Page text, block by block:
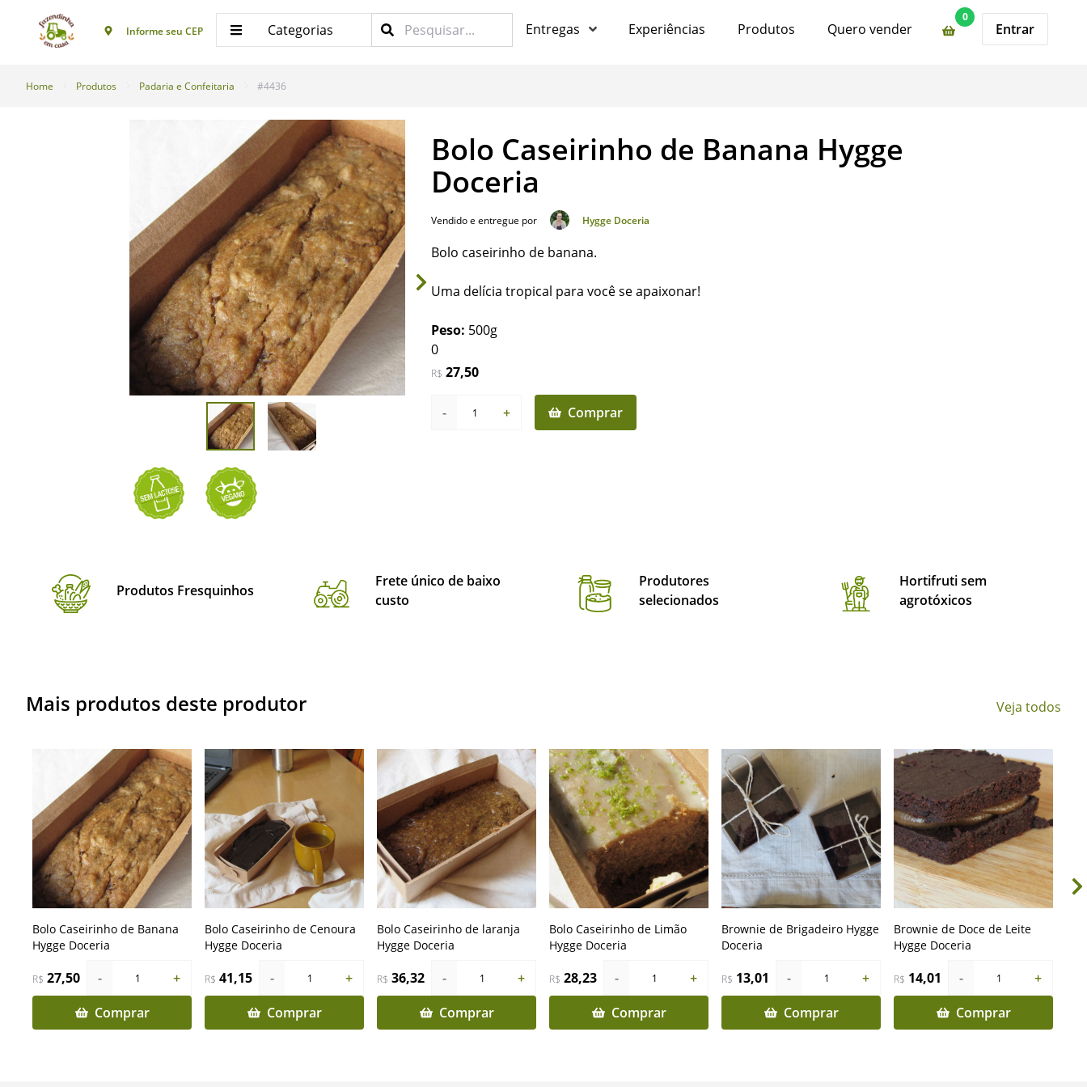
Informe seu CEP Categorias Entregas Experiências Produtos Quero vender
0
Entrar
Home Produtos Padaria e Confeitaria #4436
Bolo Caseirinho de Banana Hygge
Doceria
Vendido e entregue por Hygge Doceria
Bolo caseirinho de banana.
Uma delícia tropical para você se apaixonar!
Peso: 500g
0
R$ 27,50
- 1 + Comprar
Produtos Fresquinhos
Frete único de baixo
custo
Produtores
selecionados
Hortifruti sem
agrotóxicos
Mais produtos deste produtor Veja todos
Bolo Caseirinho de Banana
Hygge Doceria
R$ 27,50 - 1
+
Comprar
Bolo Caseirinho de Cenoura
Hygge Doceria
R$ 41,15 - 1
+
Comprar
Bolo Caseirinho de laranja
Hygge Doceria
R$ 36,32 - 1
+
Comprar
Bolo Caseirinho de Limão
Hygge Doceria
R$ 28,23 - 1
+
Comprar
Brownie de Brigadeiro Hygge
Doceria
R$ 13,01 - 1
+
Comprar
Brownie de Doce de Leite
Hygge Doceria
R$ 14,01 - 1
+
Comprar